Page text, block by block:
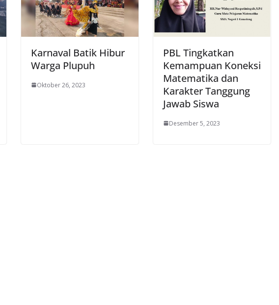
Karnaval Batik Hibur
Warga Plupuh
Oktober 26, 2023
PBL Tingkatkan
Kemampuan Koneksi
Matematika dan
Karakter Tanggung
Jawab Siswa
Desember 5, 2023